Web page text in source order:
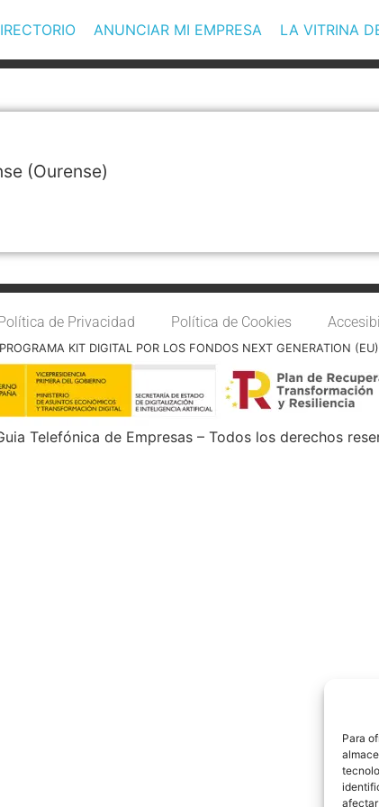
Para
ANUNCIAR MI EMPRESA LA VITRINA
(Ourense)
de Privacidad Política de Cookies
KIT DIGITAL POR LOS FONDOS NEXT GENERATION
Telefónica de Empresas – Todos los derechos